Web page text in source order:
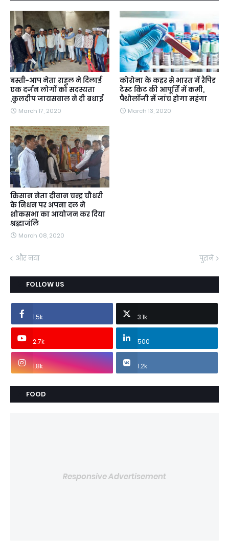
बस्ती-आप नेता राहुल ने दिलाई
एक दर्जन लोगों को सदस्यता
,कुलदीप जायसवाल ने दी बधाई
March 17, 2020
कोरोना के कहर से भारत में रैपिड
टेस्ट किट की आपूर्ति में कमी,
पैथोलॉजी में जांच होगा महंगा
March 13, 2020
किसान नेता दीवान चन्द्र चौधरी
के निधन पर अपना दल ने
शोकसभा का आयोजन कर दिया
श्रद्धाजंलि
March 08, 2020
और नया पुराने
FOLLOW US
1.5k 3.1k
2.7k 500
1.8k 1.2k
FOOD
Responsive Advertisement